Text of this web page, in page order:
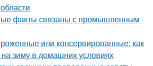
факты связаны с промышленным
или консервированные: как
на зиму в домашних условиях